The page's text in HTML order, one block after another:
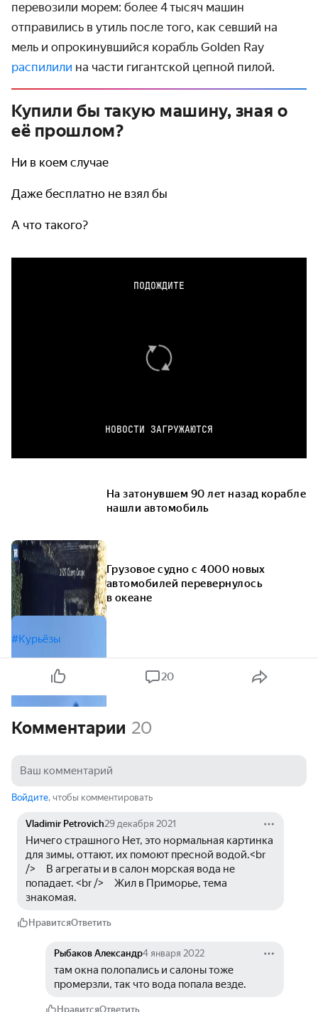
перевозили морем: более 4 тысяч машин
отправились в утиль после того, как севший на
мель и опрокинувшийся корабль Golden Ray
распилили на части гигантской цепной пилой.
Купили бы такую машину, зная о
её прошлом?
Ни в коем случае
Даже бесплатно не взял бы
А что такого?
ПОДОЖДИТЕ
НОВОСТИ ЗАГРУЖАЮТСЯ
На затонувшем 90 лет назад корабле
нашли автомобиль
Грузовое судно с 4000 новых
автомобилей перевернулось
в океане
#Курьёзы
20
Комментарии 20
Войдите, чтобы комментировать
Vladimir Petrovich29 декабря 2021
Ничего страшного Нет, это нормальная картинка
для зимы, оттают, их помоют пресной водой.<br
/>     В агрегаты и в салон морская вода не
попадает. <br />     Жил в Приморье, тема
знакомая.
НравитсяОтветить
Рыбаков Александр4 января 2022
там окна полопались и салоны тоже
промерзли, так что вода попала везде.
НравитсяОтветить